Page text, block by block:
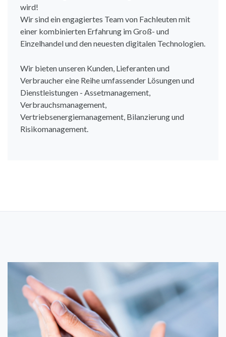
wird!
Wir sind ein engagiertes Team von Fachleuten mit
einer kombinierten Erfahrung im Groß- und
Einzelhandel und den neuesten digitalen Technologien.
Wir bieten unseren Kunden, Lieferanten und
Verbraucher eine Reihe umfassender Lösungen und
Dienstleistungen - Assetmanagement,
Verbrauchsmanagement,
Vertriebsenergiemanagement, Bilanzierung und
Risikomanagement.